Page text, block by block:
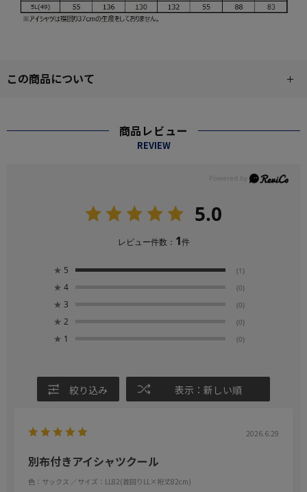
この商品について
商品レビュー
REVIEW
5.0
レビュー件数： 1件
★ 5 (1)
★ 4 (0)
★ 3 (0)
★ 2 (0)
★ 1 (0)
絞り込み 表示：新しい順
2026.6.29
別布付きアイシャツクール
色：サックス ／サイズ：LL82(首回りLL×裄丈82cm)